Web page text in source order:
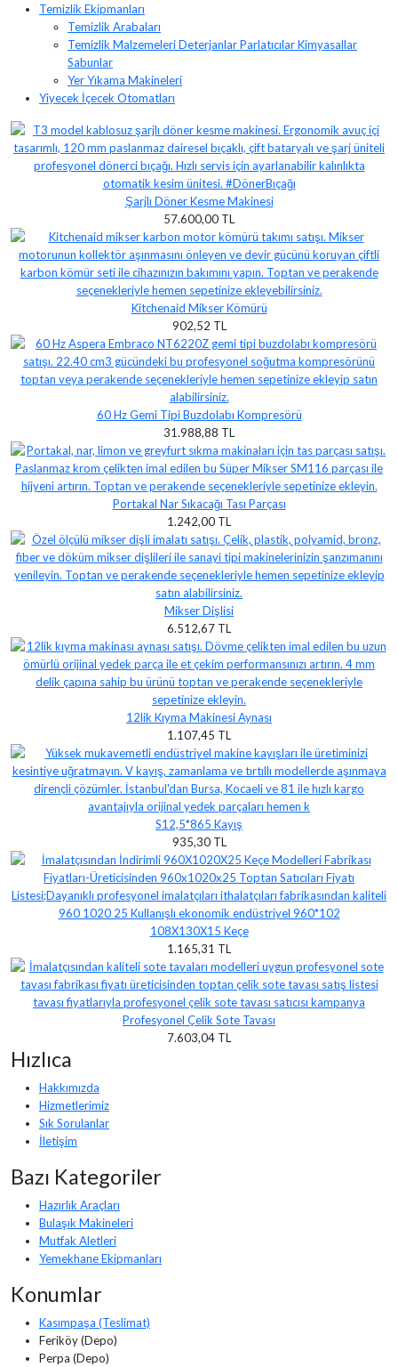
Temizlik Ekipmanları
Temizlik Arabaları
Temizlik Malzemeleri Deterjanlar Parlatıcılar Kimyasallar
Sabunlar
Yer Yıkama Makineleri
Yiyecek İçecek Otomatları
Şarjlı Döner Kesme Makinesi
57.600,00 TL
Kitchenaid Mikser Kömürü
902,52 TL
60 Hz Gemi Tipi Buzdolabı Kompresörü
31.988,88 TL
Portakal Nar Sıkacağı Tası Parçası
1.242,00 TL
Mikser Dişlisi
6.512,67 TL
12lik Kıyma Makinesi Aynası
1.107,45 TL
S12,5*865 Kayış
935,30 TL
108X130X15 Keçe
1.165,31 TL
Profesyonel Çelik Sote Tavası
7.603,04 TL
Hızlıca
Hakkımızda
Hizmetlerimiz
Sık Sorulanlar
İletişim
Bazı Kategoriler
Hazırlık Araçları
Bulaşık Makineleri
Mutfak Aletleri
Yemekhane Ekipmanları
Konumlar
Kasımpaşa (Teslimat)
Feriköy (Depo)
Perpa (Depo)